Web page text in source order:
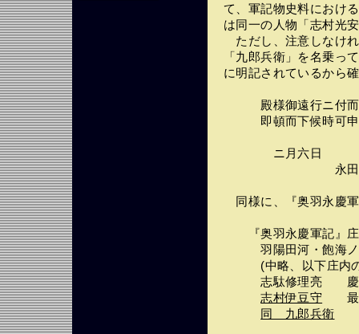
て、軍記物史料におけ
は同一の人物「志村光
ただし、注意しなけ
「九郎兵衛」を名乗っ
に明記されているから
殿様御遠行ニ付而、
即頓而下候時可申
ニ月六
永田勘十
同様に、『奥羽永慶
『奥羽永慶軍記』庄
羽陽田河・飽海ノ両
(中略、以下庄内の
志駄修理亮
志村伊豆守 最
同 九郎兵衛